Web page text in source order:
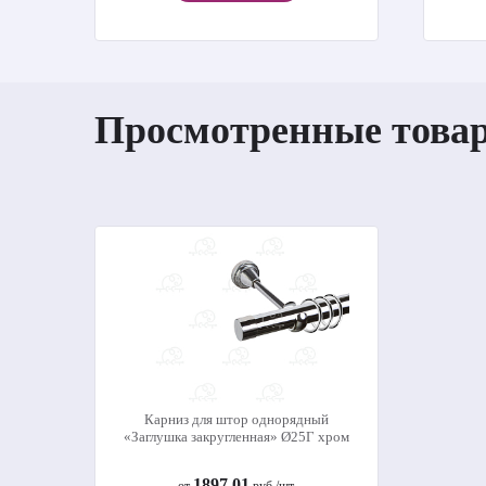
Просмотренные
Карниз для штор однорядный
«Заглушка закругленная» Ø25Г хром